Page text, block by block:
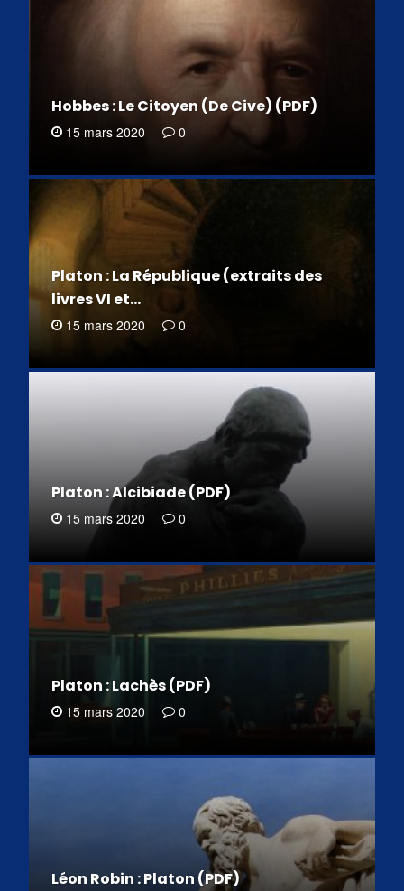
Hobbes : Le Citoyen (De Cive) (PDF)
15 mars 2020 0
Platon : La République (extraits des
livres VI et…
15 mars 2020 0
Platon : Alcibiade (PDF)
15 mars 2020 0
Platon : Lachès (PDF)
15 mars 2020 0
Léon Robin : Platon (PDF)